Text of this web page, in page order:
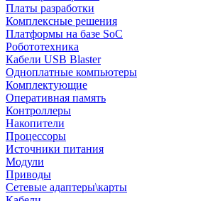
Платы разработки
Комплексные решения
Платформы на базе SoC
Робототехника
Кабели USB Blaster
Одноплатные компьютеры
Комплектующие
Оперативная память
Контроллеры
Накопители
Процессоры
Источники питания
Модули
Приводы
Сетевые адаптеры\карты